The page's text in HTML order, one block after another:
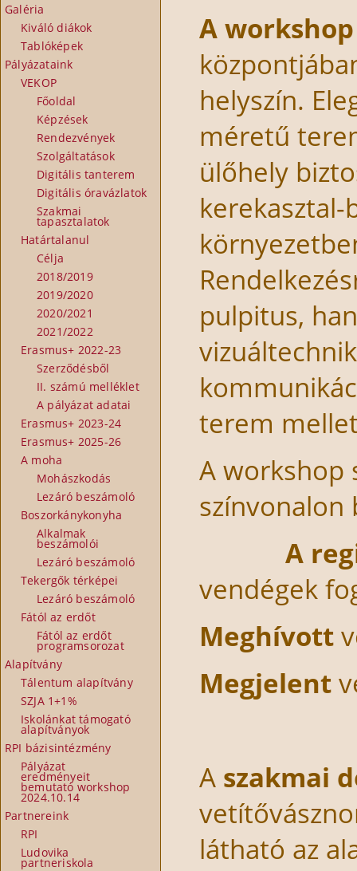
Galéria
Kiváló diákok
Tablóképek
Pályázataink
VEKOP
Főoldal
Képzések
Rendezvények
Szolgáltatások
Digitális tanterem
Digitális óravázlatok
Szakmai
tapasztalatok
Határtalanul
Célja
2018/2019
2019/2020
2020/2021
2021/2022
Erasmus+ 2022-23
Szerződésből
II. számú melléklet
A pályázat adatai
Erasmus+ 2023-24
Erasmus+ 2025-26
A moha
Mohászkodás
Lezáró beszámoló
Boszorkánykonyha
Alkalmak
beszámolói
Lezáró beszámoló
Tekergők térképei
Lezáró beszámoló
Fától az erdőt
Fától az erdőt
programsorozat
Alapítvány
Tálentum alapítvány
SZJA 1+1%
Iskolánkat támogató
alapítványok
RPI bázisintézmény
Pályázat
eredményeit
bemutató workshop
2024.10.14
Partnereink
RPI
Ludovika
partneriskola
A
helyszín.
méretű
ülőhely
kerekasztal-
pulpitus,
terem
A workshop
A
vendégek
Meghívott
Megjelent
A szakmai
látható az